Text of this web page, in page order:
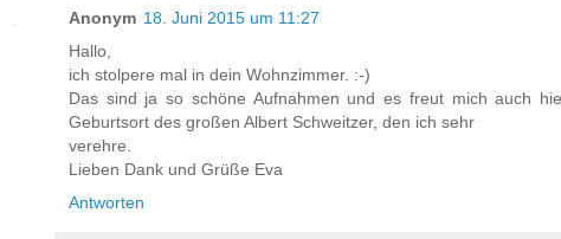
Anonym 18. Juni 2015 um 11:27
Hallo,
ich stolpere mal in dein Wohnzimmer. :-)
Das sind ja so schöne Aufnahmen und es freut mich auch
Geburtsort des großen Albert Schweitzer, den ich sehr
verehre.
Lieben Dank und Grüße Eva
Antworten